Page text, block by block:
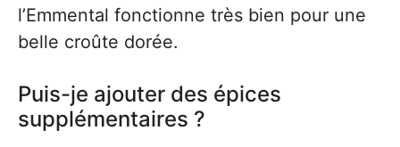
l’Emmental fonctionne très bien pour une
belle croûte dorée.
Puis-je ajouter des épices
supplémentaires ?